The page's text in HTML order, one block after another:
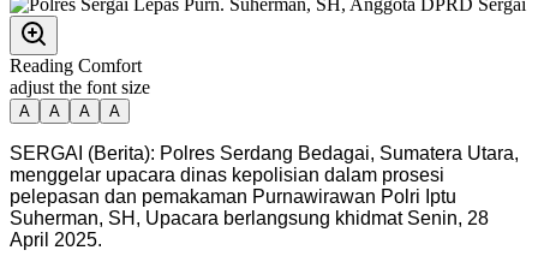
Reading Comfort
adjust the font size
A A A A
SERGAI (Berita): Polres Serdang Bedagai, Sumatera Utara,
menggelar upacara dinas kepolisian dalam prosesi
pelepasan dan pemakaman Purnawirawan Polri Iptu
Suherman, SH, Upacara berlangsung khidmat Senin, 28
April 2025.